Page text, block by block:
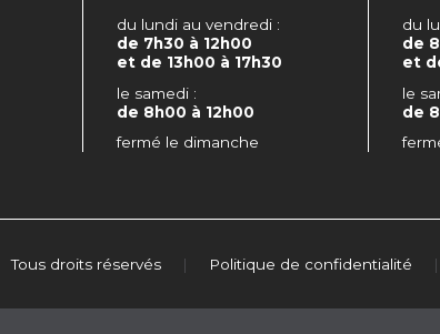
du lundi au vendredi :
de 7h30 à 12h00
et de 13h00 à 17h30
le samedi :
de 8h00 à 12h00
fermé le dimanche
du
de
et
le
de
Tous droits réservés | Politique de confidentialité |